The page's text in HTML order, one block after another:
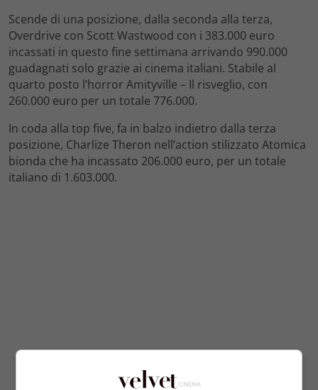
Scende di una posizione, dalla seconda alla terza,
Overdrive con Scott Wastwood con i 383.000 euro
incassati in questo fine settimana arrivando 990.000
guadagnati solo grazie ai cinema italiani. Stabile al
quarto posto l’horror Amityville – Il risveglio, con
260.000 euro per un totale 776.000.
In coda alla top five, fa in balzo indietro dalla terza
posizione, Charlize Theron nell’action stilizzato Atomica
bionda che ha incassato 206.000 euro, per un totale
italiano di 1.603.000.